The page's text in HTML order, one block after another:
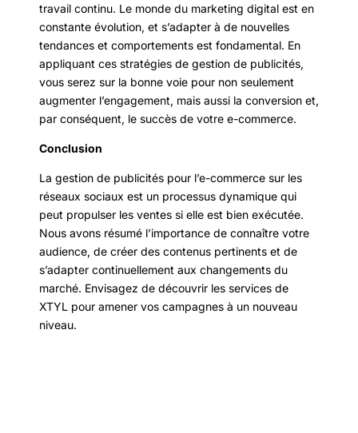
travail continu. Le monde du marketing digital est en
constante évolution, et s’adapter à de nouvelles
tendances et comportements est fondamental. En
appliquant ces stratégies de gestion de publicités,
vous serez sur la bonne voie pour non seulement
augmenter l’engagement, mais aussi la conversion et,
par conséquent, le succès de votre e-commerce.
Conclusion
La gestion de publicités pour l’e-commerce sur les
réseaux sociaux est un processus dynamique qui
peut propulser les ventes si elle est bien exécutée.
Nous avons résumé l’importance de connaître votre
audience, de créer des contenus pertinents et de
s’adapter continuellement aux changements du
marché. Envisagez de découvrir les services de
XTYL pour amener vos campagnes à un nouveau
niveau.